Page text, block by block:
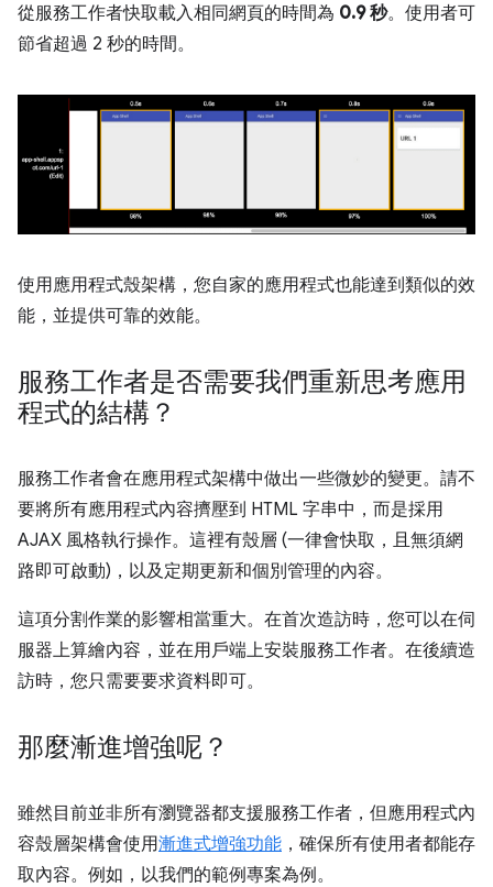
從服務工作者快取載入相同網頁的時間為 0.9 秒。使用者可
節省超過 2 秒的時間。
使用應用程式殼架構，您自家的應用程式也能達到類似的效
能，並提供可靠的效能。
服務工作者是否需要我們重新思考應用
程式的結構？
服務工作者會在應用程式架構中做出一些微妙的變更。請不
要將所有應用程式內容擠壓到 HTML 字串中，而是採用
AJAX 風格執行操作。這裡有殼層 (一律會快取，且無須網
路即可啟動)，以及定期更新和個別管理的內容。
這項分割作業的影響相當重大。在首次造訪時，您可以在伺
服器上算繪內容，並在用戶端上安裝服務工作者。在後續造
訪時，您只需要要求資料即可。
那麼漸進增強呢？
雖然目前並非所有瀏覽器都支援服務工作者，但應用程式內
容殼層架構會使用漸進式增強功能 ，確保所有使用者都能存
取內容。例如，以我們的範例專案為例。